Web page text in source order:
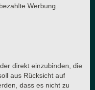
Werbung.
direkt einzubinden, die
aus Rücksicht auf
dass es nicht zu